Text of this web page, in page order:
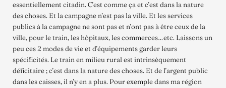
essentiellement citadin. C’est comme ça et c’est dans la nature
des choses. Et la campagne n’est pas la ville. Et les services
publics à la campagne ne sont pas et n’ont pas à être ceux de la
ville, pour le train, les hôpitaux, les commerces…etc. Laissons un
peu ces 2 modes de vie et d’équipements garder leurs
spécificités. Le train en milieu rural est intrinsèquement
déficitaire ; c’est dans la nature des choses. Et de l’argent public
dans les caisses, il n’y en a plus. Pour exemple dans ma région